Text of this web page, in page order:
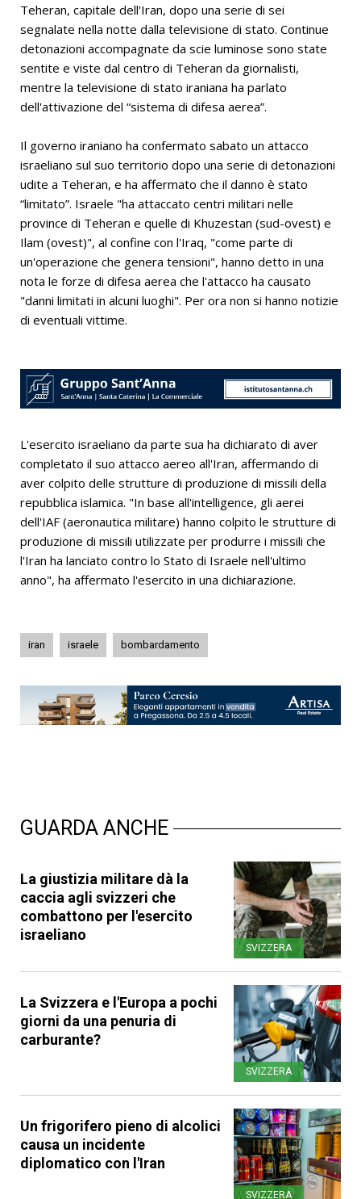
Teheran, capitale dell'Iran, dopo una serie di sei
segnalate nella notte dalla televisione di stato. Continue
detonazioni accompagnate da scie luminose sono state
sentite e viste dal centro di Teheran da giornalisti,
mentre la televisione di stato iraniana ha parlato
dell'attivazione del “sistema di difesa aerea”.
Il governo iraniano ha confermato sabato un attacco
israeliano sul suo territorio dopo una serie di detonazioni
udite a Teheran, e ha affermato che il danno è stato
“limitato”. Israele "ha attaccato centri militari nelle
province di Teheran e quelle di Khuzestan (sud-ovest) e
Ilam (ovest)", al confine con l'Iraq, "come parte di
un'operazione che genera tensioni", hanno detto in una
nota le forze di difesa aerea che l'attacco ha causato
"danni limitati in alcuni luoghi". Per ora non si hanno notizie
di eventuali vittime.
L'esercito israeliano da parte sua ha dichiarato di aver
completato il suo attacco aereo all'Iran, affermando di
aver colpito delle strutture di produzione di missili della
repubblica islamica. "In base all'intelligence, gli aerei
dell'IAF (aeronautica militare) hanno colpito le strutture di
produzione di missili utilizzate per produrre i missili che
l'Iran ha lanciato contro lo Stato di Israele nell'ultimo
anno", ha affermato l'esercito in una dichiarazione.
iran israele bombardamento
GUARDA ANCHE
La giustizia militare dà la
caccia agli svizzeri che
combattono per l'esercito
israeliano
SVIZZERA
La Svizzera e l'Europa a pochi
giorni da una penuria di
carburante?
SVIZZERA
Un frigorifero pieno di alcolici
causa un incidente
diplomatico con l'Iran
SVIZZERA